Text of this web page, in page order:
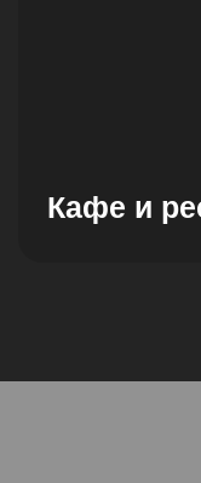
Кафе и